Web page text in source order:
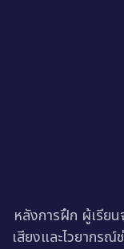
หลังการฝึก ผู้เรียน
เสียงและไวยากร